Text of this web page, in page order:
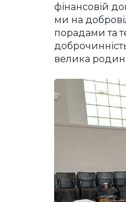
фінансовій
ми на
порадами та
велика